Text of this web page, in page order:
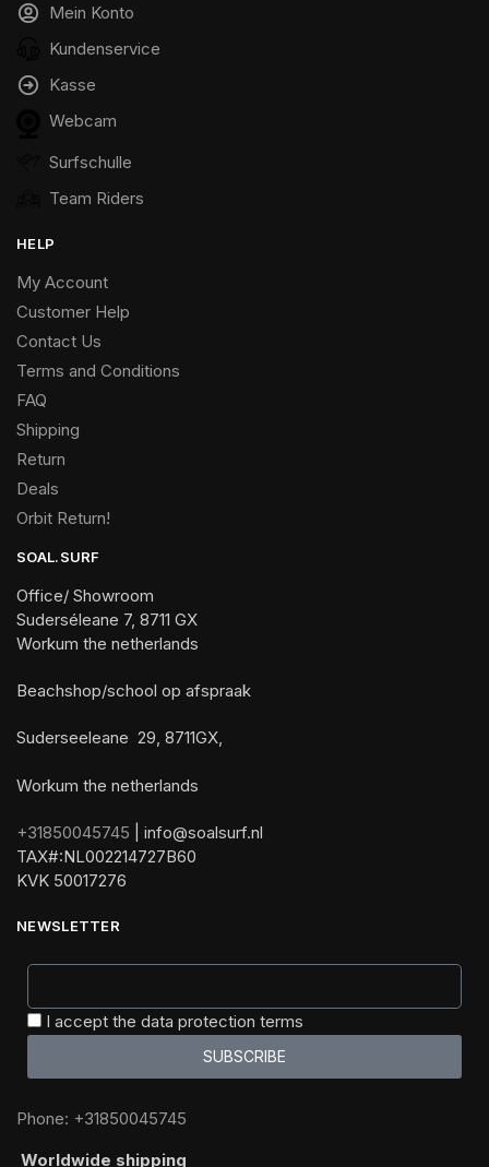
Mein Konto
Kundenservice
Kasse
Webcam
Surfschulle
Team Riders
HELP
My Account
Customer Help
Contact Us
Terms and Conditions
FAQ
Shipping
Return
Deals
Orbit Return!
SOAL.SURF
Office/ Showroom
Suderséleane 7, 8711 GX
Workum the netherlands
Beachshop/school op afspraak
Suderseeleane 29, 8711GX,
Workum the netherlands
+31850045745 | info@soalsurf.nl
TAX#:NL002214727B60
KVK 50017276
NEWSLETTER
I accept the data protection terms
SUBSCRIBE
Phone: +31850045745
Worldwide shipping